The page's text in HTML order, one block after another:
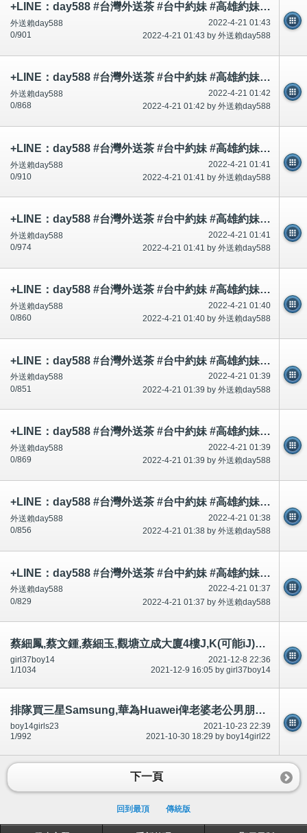
+LINE：day588 #台灣外送茶 #台中約妹 #高雄約妹 #台灣叫小姐 #新竹約妹 #台南約妹 #彰化約妹 #台中喝茶 #台北喝茶 #
2022-4-21 01:43
外送賴day588
2022-4-21 01:43 by 外送賴day588
0/901
+LINE：day588 #台灣外送茶 #台中約妹 #高雄約妹 #台灣叫小姐 #新竹約妹 #台南約妹 #彰化約妹 #台中喝茶 #台北喝茶 #
2022-4-21 01:42
外送賴day588
2022-4-21 01:42 by 外送賴day588
0/868
+LINE：day588 #台灣外送茶 #台中約妹 #高雄約妹 #台灣叫小姐 #新竹約妹 #台南約妹 #彰化約妹 #台中喝茶 #台北喝茶 #
2022-4-21 01:41
外送賴day588
2022-4-21 01:41 by 外送賴day588
0/910
+LINE：day588 #台灣外送茶 #台中約妹 #高雄約妹 #台灣叫小姐 #新竹約妹 #台南約妹 #彰化約妹 #台中喝茶 #台北喝茶 #
2022-4-21 01:41
外送賴day588
2022-4-21 01:41 by 外送賴day588
0/974
+LINE：day588 #台灣外送茶 #台中約妹 #高雄約妹 #台灣叫小姐 #新竹約妹 #台南約妹 #彰化約妹 #台中喝茶 #台北喝茶 #
2022-4-21 01:40
外送賴day588
2022-4-21 01:40 by 外送賴day588
0/860
+LINE：day588 #台灣外送茶 #台中約妹 #高雄約妹 #台灣叫小姐 #新竹約妹 #台南約妹 #彰化約妹 #台中喝茶 #台北喝茶 #
2022-4-21 01:39
外送賴day588
2022-4-21 01:39 by 外送賴day588
0/851
+LINE：day588 #台灣外送茶 #台中約妹 #高雄約妹 #台灣叫小姐 #新竹約妹 #台南約妹 #彰化約妹 #台中喝茶 #台北喝茶 #
2022-4-21 01:39
外送賴day588
2022-4-21 01:39 by 外送賴day588
0/869
+LINE：day588 #台灣外送茶 #台中約妹 #高雄約妹 #台灣叫小姐 #新竹約妹 #台南約妹 #彰化約妹 #台中喝茶 #台北喝茶 #
2022-4-21 01:38
外送賴day588
2022-4-21 01:38 by 外送賴day588
0/856
+LINE：day588 #台灣外送茶 #台中約妹 #高雄約妹 #台灣叫小姐 #新竹約妹 #台南約妹 #彰化約妹 #台中喝茶 #台北喝茶 #
2022-4-21 01:37
外送賴day588
2022-4-21 01:37 by 外送賴day588
0/829
蔡細鳳,蔡文鍾,蔡細玉,觀塘立成大廈4樓J,K(可能iJ)二樓,國際刑警,FBI臥底線人-公開
2021-12-8 22:36
girl37boy14
2021-12-9 16:05 by girl37boy14
1/1034
排隊買三星Samsung,華為Huawei俾老婆老公男朋友,政府講$2100手機媲美好過Samsung華為-腦殘有圖-公開
2021-10-23 22:39
boy14girls23
2021-10-30 18:29 by boy14girl22
1/992
下一頁
回到最頂 傳統版